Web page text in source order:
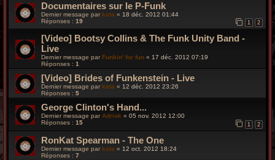
Documentaires sur le P-Funk
Dernier message par kata « 18 déc. 2012 01:44
Réponses : 19 1 2
[Video] Bootsy Collins & The Funk Unity Band -
Live
Dernier message par Funkin' for fun « 17 déc. 2012 07:19
Réponses : 1
[Video] Brides of Funkenstein - Live
Dernier message par kata « 12 déc. 2012 23:26
Réponses : 5
George Clinton's Hand...
Dernier message parAdriok « 05 nov. 2012 12:00
Réponses : 15 1 2
RonKat Spearman - The One
Dernier message par kata « 12 oct. 2012 18:24
Réponses : 7